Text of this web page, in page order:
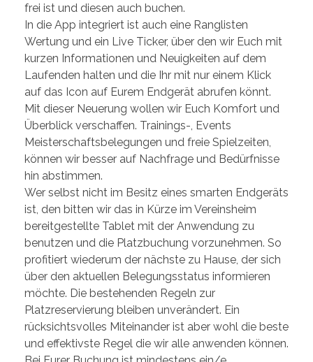
frei ist und diesen auch buchen.
In die App integriert ist auch eine Ranglisten
Wertung und ein Live Ticker, über den wir Euch mit
kurzen Informationen und Neuigkeiten auf dem
Laufenden halten und die Ihr mit nur einem Klick
auf das Icon auf Eurem Endgerät abrufen könnt.
Mit dieser Neuerung wollen wir Euch Komfort und
Überblick verschaffen. Trainings-, Events
Meisterschaftsbelegungen und freie Spielzeiten,
können wir besser auf Nachfrage und Bedürfnisse
hin abstimmen.
Wer selbst nicht im Besitz eines smarten Endgeräts
ist, den bitten wir das in Kürze im Vereinsheim
bereitgestellte Tablet mit der Anwendung zu
benutzen und die Platzbuchung vorzunehmen. So
profitiert wiederum der nächste zu Hause, der sich
über den aktuellen Belegungsstatus informieren
möchte. Die bestehenden Regeln zur
Platzreservierung bleiben unverändert. Ein
rücksichtsvolles Miteinander ist aber wohl die beste
und effektivste Regel die wir alle anwenden können.